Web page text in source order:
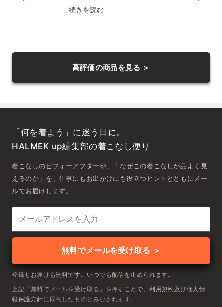
相談して
身長157センチ54キロの身体に適当
続きを読むこ
ー
の
細
読
む
て
ナ
ゲ
ー
ト
ま
す。
高評価の商品を見る ＞
「何を着よう」に迷う日に。
HALMEK up編集部の着こなし便り
着こなしのビフォーアフターや、「なぜこの着こなしが品よく見
えるのか」を、仕事にもお出かけにも役立つヒントとともにメー
ルでお届けします。
無料でメールを受け取る ＞
登録もお届けも無料です。いつでも配信を止められます。
上記「無料でメールを受け取る」を押すことで、利用規約 及び個人情
報保護方針に同意したものとみなされます。